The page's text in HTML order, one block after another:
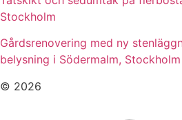
Stockholm
Gårdsrenovering med ny
belysning i Södermalm, Stockholm
© 2026